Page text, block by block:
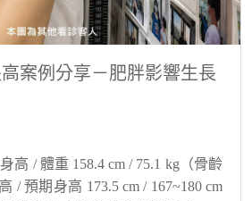
案例分享－肥胖影響生長
高 / 體重 158.4 cm / 75.1 kg（骨齡
/ 預期身高 173.5 cm / 167~180 cm